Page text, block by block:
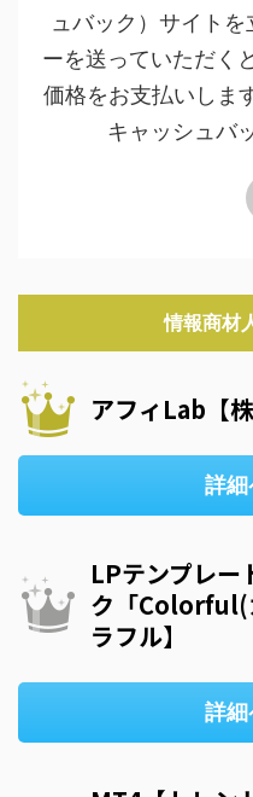
ュバック）サイト
ーを送っていただく
価格をお支払いしま
キャッシュバ
情報商材
アフィLab【
詳
LPテンプレー
ク「Colorful(
ラフル】
詳